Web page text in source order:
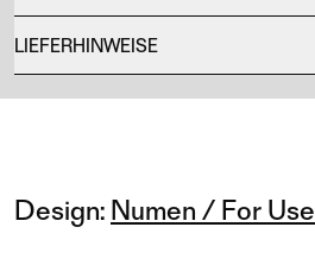
LIEFERHINWEISE
Design: Numen / For Use